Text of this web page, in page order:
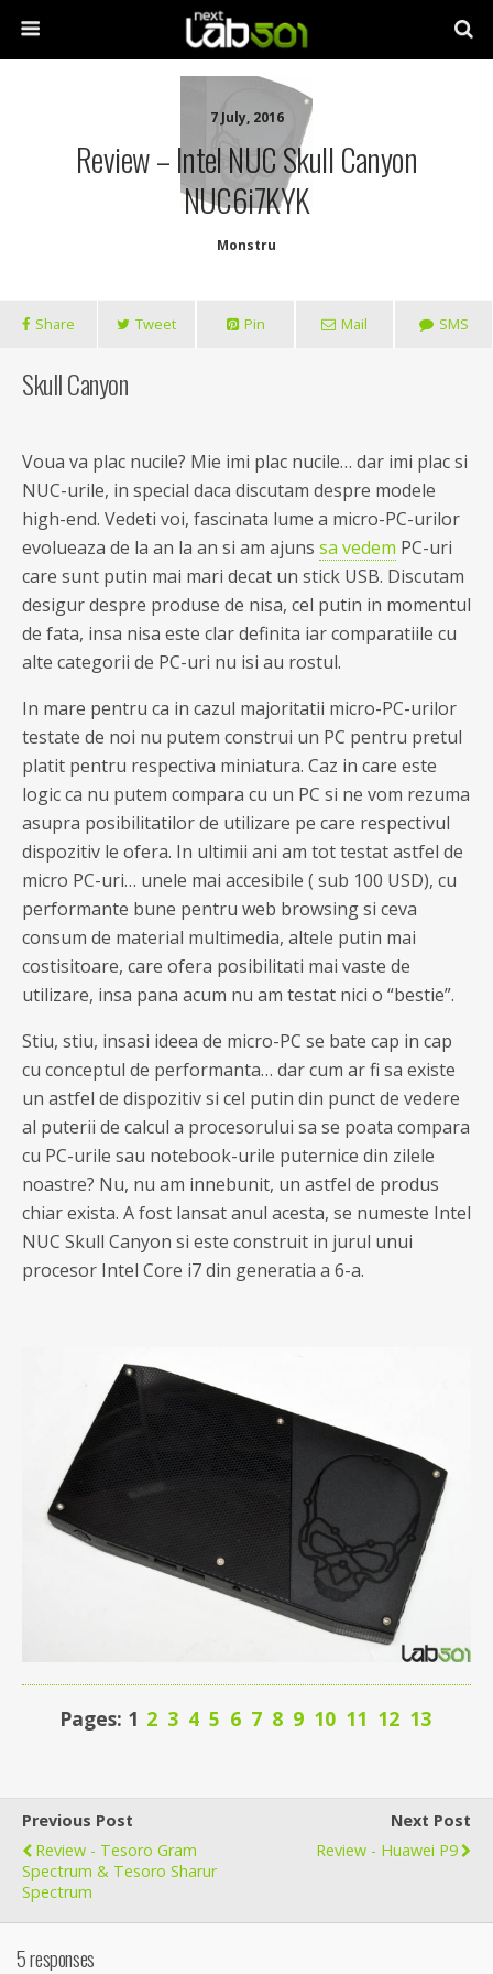
7 July, 2016
Review – Intel NUC Skull Canyon
NUC6i7KYK
Monstru
Share Tweet Pin Mail SMS
Skull Canyon
Voua va plac nucile? Mie imi plac nucile… dar imi plac si
NUC-urile, in special daca discutam despre modele
high-end. Vedeti voi, fascinata lume a micro-PC-urilor
evolueaza de la an la an si am ajuns sa vedem PC-uri
care sunt putin mai mari decat un stick USB. Discutam
desigur despre produse de nisa, cel putin in momentul
de fata, insa nisa este clar definita iar comparatiile cu
alte categorii de PC-uri nu isi au rostul.
In mare pentru ca in cazul majoritatii micro-PC-urilor
testate de noi nu putem construi un PC pentru pretul
platit pentru respectiva miniatura. Caz in care este
logic ca nu putem compara cu un PC si ne vom rezuma
asupra posibilitatilor de utilizare pe care respectivul
dispozitiv le ofera. In ultimii ani am tot testat astfel de
micro PC-uri… unele mai accesibile ( sub 100 USD), cu
performante bune pentru web browsing si ceva
consum de material multimedia, altele putin mai
costisitoare, care ofera posibilitati mai vaste de
utilizare, insa pana acum nu am testat nici o “bestie”.
Stiu, stiu, insasi ideea de micro-PC se bate cap in cap
cu conceptul de performanta… dar cum ar fi sa existe
un astfel de dispozitiv si cel putin din punct de vedere
al puterii de calcul a procesorului sa se poata compara
cu PC-urile sau notebook-urile puternice din zilele
noastre? Nu, nu am innebunit, un astfel de produs
chiar exista. A fost lansat anul acesta, se numeste Intel
NUC Skull Canyon si este construit in jurul unui
procesor Intel Core i7 din generatia a 6-a.
Pages: 1 2 3 4 5 6 7 8 9 10 11 12 13
Previous Post
Review - Tesoro Gram
Spectrum & Tesoro Sharur
Spectrum
Next Post
Review - Huawei P9
5 responses